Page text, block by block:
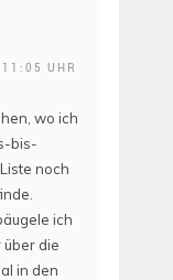
UHR
wo ich
bis-
noch
ich
über die
in den